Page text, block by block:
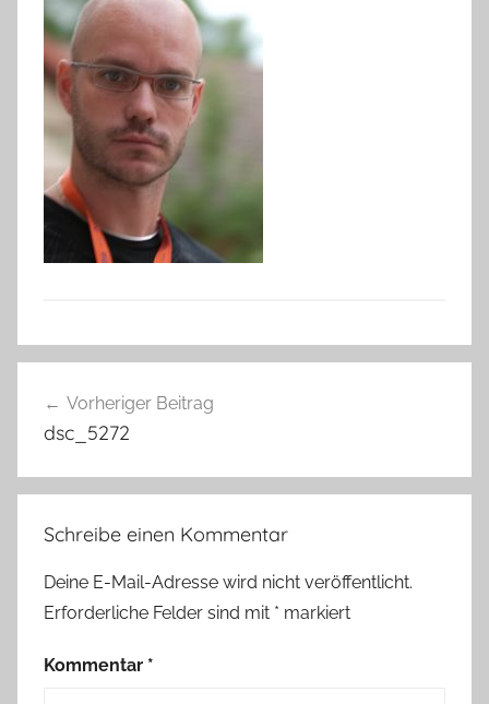
Vorheriger Beitrag
dsc_5272
Schreibe einen Kommentar
Deine E-Mail-Adresse wird nicht veröffentlicht.
Erforderliche Felder sind mit * markiert
Kommentar *